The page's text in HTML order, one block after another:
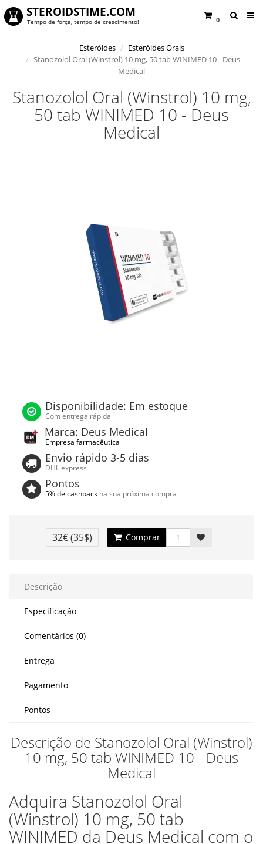
0
STEROIDSTIME.COM
Tempo de força, tempo de crescimento!
Esteróides
Esteróides Orais
Stanozolol Oral (Winstrol) 10 mg, 50 tab WINIMED 10 - Deus
Medical
Stanozolol Oral (Winstrol) 10 mg,
50 tab WINIMED 10 - Deus
Medical
Disponibilidade: Em estoque
Com entrega rápida
Marca: Deus Medical
Empresa farmacêutica
Envio rápido 3-5 dias
DHL express
Pontos
5% de cashback na sua próxima compra
32€(35$) Comprar
Descrição
Especificação
Comentários (0)
Entrega
Pagamento
Pontos
Descrição de Stanozolol Oral (Winstrol)
10 mg, 50 tab WINIMED 10 - Deus
Medical
Adquira Stanozolol Oral
(Winstrol) 10 mg, 50 tab
WINIMED da Deus Medical com o